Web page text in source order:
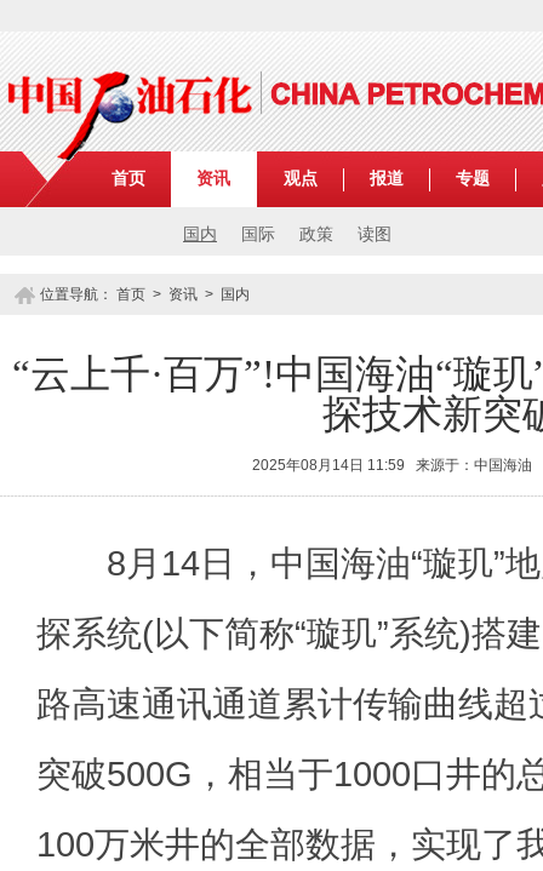
首页 资讯
国内 国际 政策 读图
观点 报道 专题
位置导航： 首页 > 资讯 > 国内
“云上千·百万”!中国海油“璇
探技术新突
2025年08月14日 11:59 来源于：中国海油
8月14日，中国海油“璇玑”地
探系统(以下简称“璇玑”系统)搭
路高速通讯通道累计传输曲线
突破500G，相当于1000口井的
100万米井的全部数据，实现了